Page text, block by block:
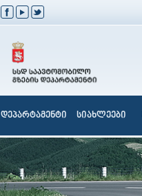
დეპარტამენტი სიახლეები